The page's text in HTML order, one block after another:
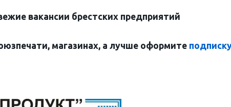
вакансии брестских предприятий
магазинах, а лучше оформите